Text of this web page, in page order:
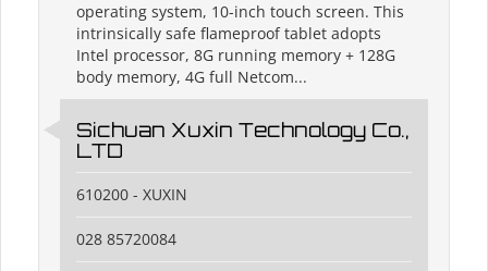
operating system, 10-inch touch screen. This
intrinsically safe flameproof tablet adopts
Intel processor, 8G running memory + 128G
body memory, 4G full Netcom...
Sichuan Xuxin Technology Co.,
LTD
610200 - XUXIN
028 85720084